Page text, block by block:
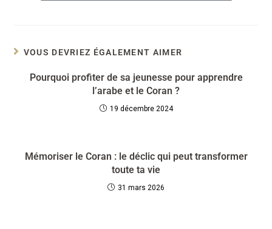
VOUS DEVRIEZ ÉGALEMENT AIMER
Pourquoi profiter de sa jeunesse pour apprendre
l’arabe et le Coran ?
19 décembre 2024
Mémoriser le Coran : le déclic qui peut transformer
toute ta vie
31 mars 2026